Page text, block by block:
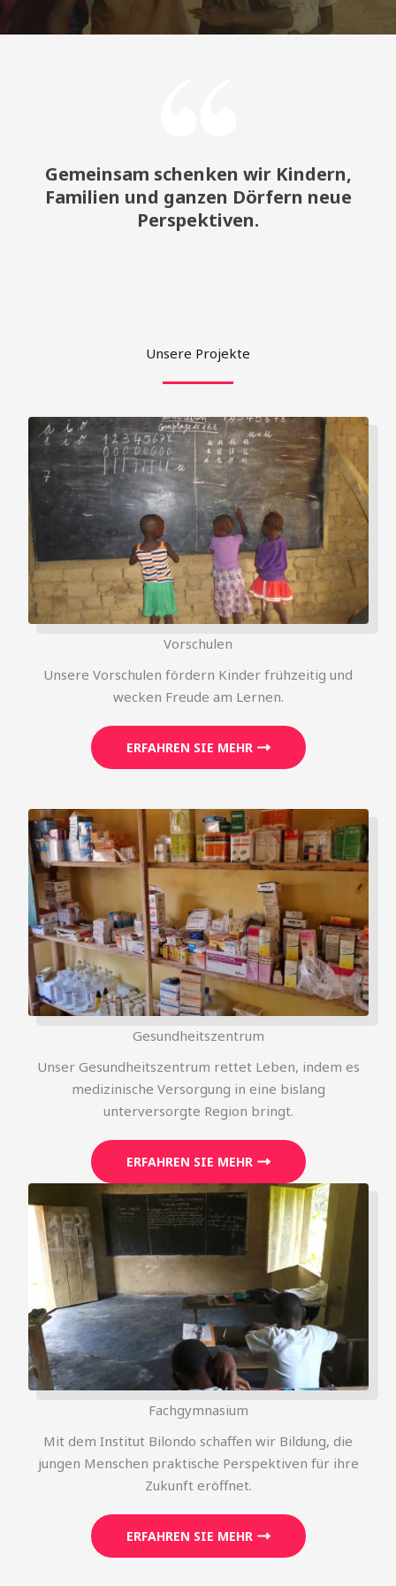
Gemeinsam schenken wir Kindern,
Familien und ganzen Dörfern neue
Perspektiven.
Unsere Projekte
Vorschulen
Unsere Vorschulen fördern Kinder frühzeitig und
wecken Freude am Lernen.
ERFAHREN SIE MEHR
Gesundheitszentrum
Unser Gesundheitszentrum rettet Leben, indem es
medizinische Versorgung in eine bislang
unterversorgte Region bringt.
ERFAHREN SIE MEHR
Fachgymnasium
Mit dem Institut Bilondo schaffen wir Bildung, die
jungen Menschen praktische Perspektiven für ihre
Zukunft eröffnet.
ERFAHREN SIE MEHR